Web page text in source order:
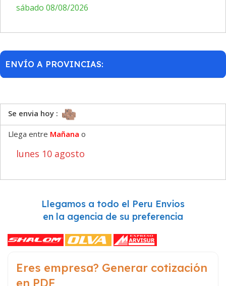
sábado 08/08/2026
ENVÍO A PROVINCIAS:
Se envia hoy :
Llega entre Mañana o
lunes 10 agosto
Llegamos a todo el Peru Envios
en la agencia de su preferencia
Eres empresa? Generar cotización
en PDF